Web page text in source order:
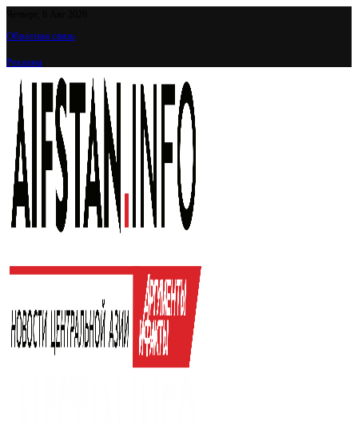
Обратная связь
Реклама